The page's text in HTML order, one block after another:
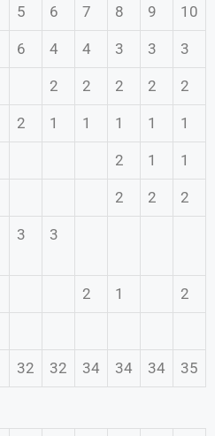
5 6 7 8 9 10
6 4 4 3 3 3
2 2 2 2 2
2 1 1 1 1 1
2 1 1
2 2 2
3 3
2 1 2
32 32 34 34 34 35